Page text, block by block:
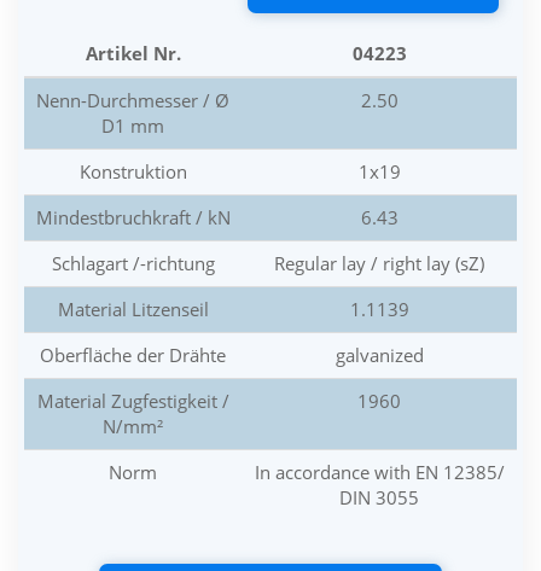
Artikel Nr.
04223
Nenn-Durchmesser / Ø
D1 mm
2.50
Konstruktion
1x19
Mindestbruchkraft / kN
6.43
Schlagart /-richtung
Regular lay / right lay (sZ)
Material Litzenseil
1.1139
Oberfläche der Drähte
galvanized
Material Zugfestigkeit /
N/mm²
1960
Norm
In accordance with EN 12385/
DIN 3055